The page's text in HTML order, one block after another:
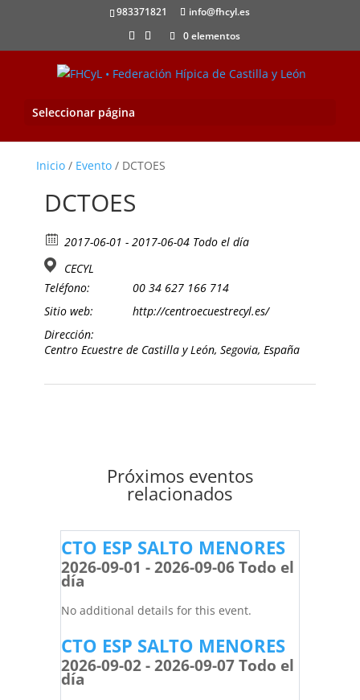
983371821
info@fhcyl.es
0 elementos
Seleccionar página
Inicio/ Evento/ DCTOES
DCTOES
2017-06-01 - 2017-06-04 Todo el día
CECYL
Teléfono:
00 34 627 166 714
Sitio web:
http://centroecuestrecyl.es/
Dirección:
Centro Ecuestre de Castilla y León, Segovia, España
Próximos eventos
relacionados
CTO ESP SALTO MENORES
2026-09-01 - 2026-09-06 Todo el
día
No additional details for this event.
CTO ESP SALTO MENORES
2026-09-02 - 2026-09-07 Todo el
día